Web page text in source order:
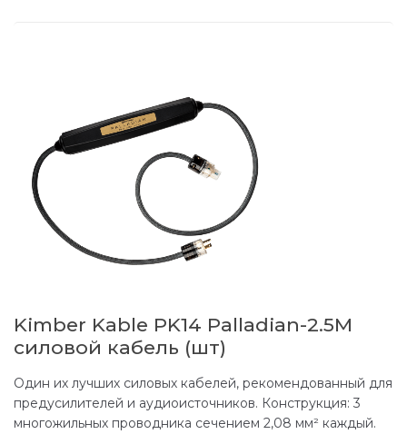
Kimber Kable PK14 Palladian-2.5M
силовой кабель (шт)
Один их лучших силовых кабелей, рекомендованный для
предусилителей и аудиоисточников. Конструкция: 3
многожильных проводника сечением 2,08 мм² каждый.